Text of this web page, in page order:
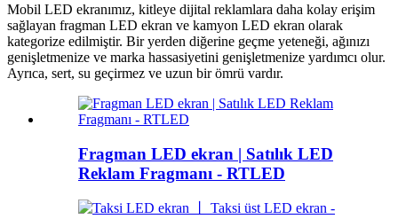
Mobil LED ekranımız, kitleye dijital reklamlara daha kolay erişim
sağlayan fragman LED ekran ve kamyon LED ekran olarak
kategorize edilmiştir. Bir yerden diğerine geçme yeteneği, ağınızı
genişletmenize ve marka hassasiyetini genişletmenize yardımcı olur.
Ayrıca, sert, su geçirmez ve uzun bir ömrü vardır.
Fragman LED ekran | Satılık LED
Reklam Fragmanı - RTLED